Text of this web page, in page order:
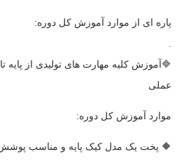
پاره ای از موارد آموزش کل دوره:
.
🔷️آموزش کلیه مهارت های تولیدی از
عملی
موارد آموزش کل دوره:
🔶 پخت یک مدل کیک پایه و مناسب پوشش